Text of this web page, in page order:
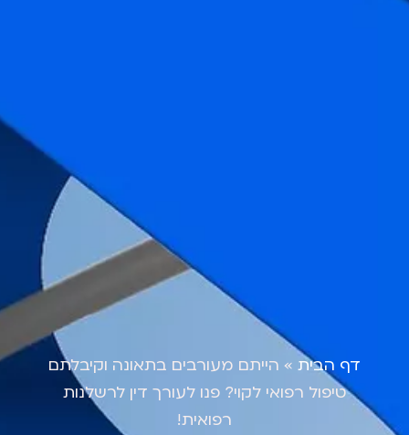
דף הבית» הייתם מעורבים בתאונה וקיבלתם
טיפול רפואי לקוי? פנו לעורך דין לרשלנות
רפואית!